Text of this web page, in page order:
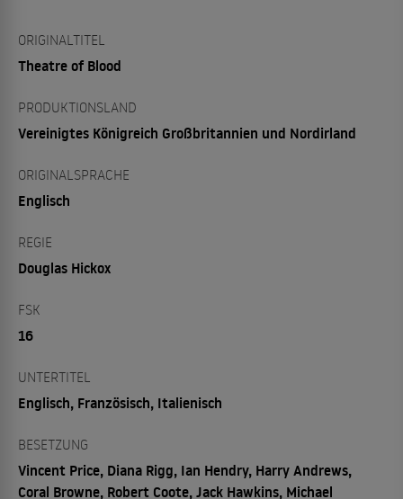
ORIGINALTITEL
Theatre of Blood
PRODUKTIONSLAND
Vereinigtes Königreich Großbritannien und Nordirland
ORIGINALSPRACHE
Englisch
REGIE
Douglas Hickox
FSK
16
UNTERTITEL
Englisch, Französisch, Italienisch
BESETZUNG
Vincent Price, Diana Rigg, Ian Hendry, Harry Andrews,
Coral Browne, Robert Coote, Jack Hawkins, Michael